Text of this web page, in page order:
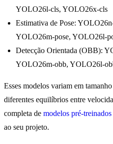
YOLO26l-cls, YOLO26x-cls
Estimativa de Pose:
YOLO26m-pose, YOLO26l-
Detecção Orientada (OBB):
YOLO26m-obb, YOLO26l-
Esses modelos variam em
diferentes equilíbrios entre
completa de modelos pré-treinados
ao seu projeto.